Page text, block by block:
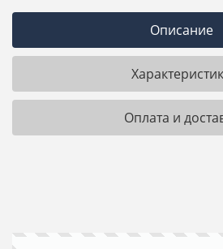
Описание
Оплата и